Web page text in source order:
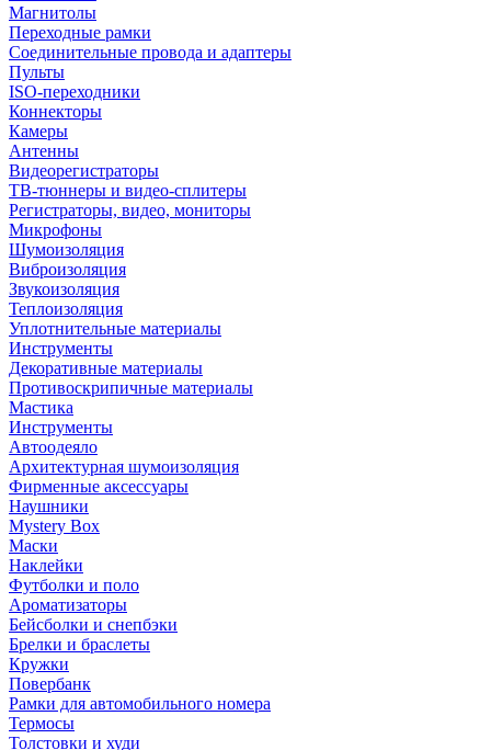
Магнитолы
Переходные рамки
Соединительные провода и адаптеры
Пульты
ISO-переходники
Коннекторы
Камеры
Антенны
Видеорегистраторы
ТВ-тюннеры и видео-сплитеры
Регистраторы, видео, мониторы
Микрофоны
Шумоизоляция
Виброизоляция
Звукоизоляция
Теплоизоляция
Уплотнительные материалы
Инструменты
Декоративные материалы
Противоскрипичные материалы
Мастика
Инструменты
Автоодеяло
Архитектурная шумоизоляция
Фирменные аксессуары
Наушники
Mystery Box
Маски
Наклейки
Футболки и поло
Ароматизаторы
Бейсболки и снепбэки
Брелки и браслеты
Кружки
Повербанк
Рамки для автомобильного номера
Термосы
Толстовки и худи